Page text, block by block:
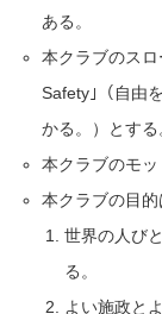
ある。
本クラブのス
Safety｣（自由
かる。）とする
本クラブのモッ
本クラブの目的
世界の人び
る。
よい施政と